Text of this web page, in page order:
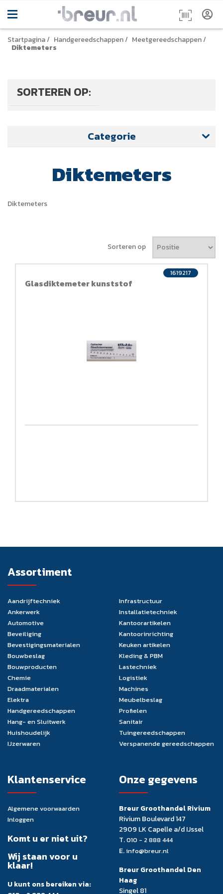
Startpagina/ Handgereedschappen/ Meetgereedschappen/
Diktemeters
SORTEREN OP:
Categorie
Diktemeters
Diktemeters
Sorteren op
Glasdiktemeter kunststof
1619217
Assortiment
Aandrijftechniek
Ankerwerk
Automotive
Beveiliging
Bevestigingsmaterialen
Bouwbeslag
Bouwproducten
Chemie
Draadmaterialen
Elektra
Handgereedschappen
Hang- en Sluitwerk
Huishoudelijk
IJzerwaren
Infrastructuur
Installatietechniek
Kantoorartikelen
Kantoorinrichting
Keuken artikelen
Kleding & PBM
Lastechniek
Logistiek
Machines
Meubelbeslag
Profielen
Sanitair
Tuingereedschappen
Verspanende gereedschappen
Klantenservice
Algemene voorwaarden
Inloggen
Komt u er niet uit?
Wij staan voor u
klaar!
U kunt ons bereiken via:
Onze gegevens
Breur Groothandel Rivium
Rivium Boulevard 147
2909 LK Capelle a/d IJssel
T.010 - 2 888 444
E. info@breur.nl
Breur Groothandel Den
Haag
Singel 81